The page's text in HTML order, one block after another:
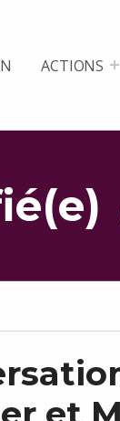
ACTIONS